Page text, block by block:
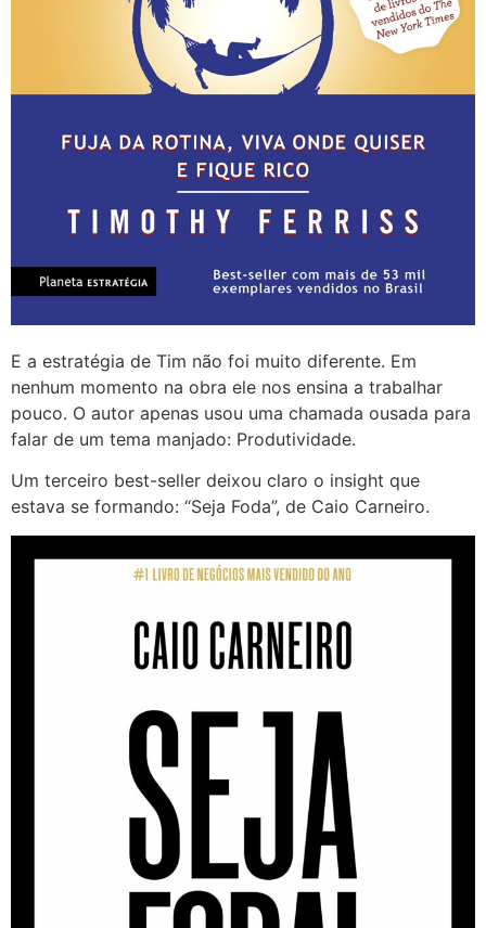
E a estratégia de Tim não foi muito diferente. Em
nenhum momento na obra ele nos ensina a trabalhar
pouco. O autor apenas usou uma chamada ousada para
falar de um tema manjado: Produtividade.
Um terceiro best-seller deixou claro o insight que
estava se formando: “Seja Foda”, de Caio Carneiro.